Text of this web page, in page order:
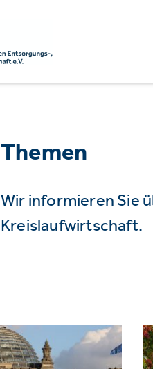
Themen
Wir informieren Sie
Kreislaufwirtschaft.